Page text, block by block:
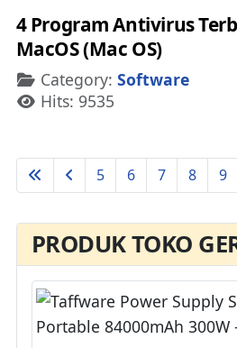
4 Program Antivirus
MacOS (Mac OS)
Details
Category: Software
Hits: 9535
5 6 7 8 9
PRODUK TOKO